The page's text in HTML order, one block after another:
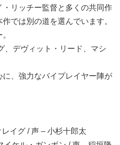
リッチー監督と多くの共同作
では別の道を選んでいます。
、デヴィット・リード、マシ
、強力なバイプレイヤー陣が
イグ / 声 – 小杉十郎太